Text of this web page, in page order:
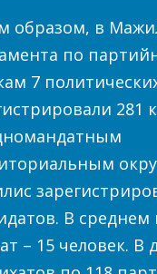
образом, в
по
7
281
В среднем
– 15 человек. В